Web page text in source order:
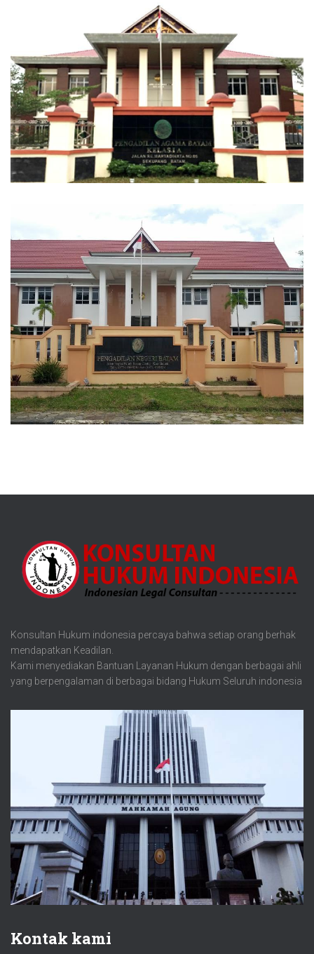
Konsultan Hukum indonesia percaya bahwa setiap orang berhak
mendapatkan Keadilan.
Kami menyediakan Bantuan Layanan Hukum dengan berbagai ahli
yang berpengalaman di berbagai bidang Hukum Seluruh indonesia
Kontak kami